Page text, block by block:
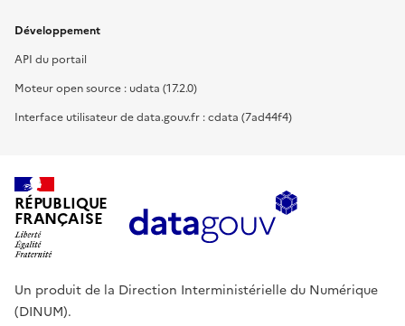
Développement
API du portail
Moteur open source : udata (17.2.0)
Interface utilisateur de data.gouv.fr : cdata (7ad44f4)
RÉPUBLIQUE
FRANÇAISE
Un produit de la Direction Interministérielle du Numérique
(DINUM).